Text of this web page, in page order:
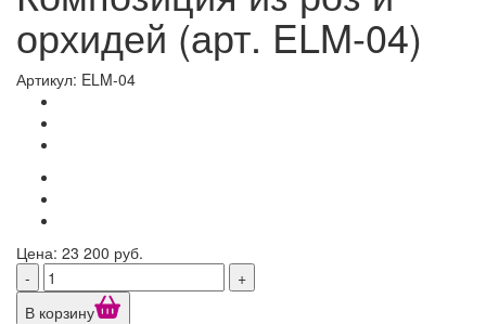
орхидей (арт. ELM-04)
Артикул: ELM-04
Цена: 23 200 руб.
-
+
В корзину